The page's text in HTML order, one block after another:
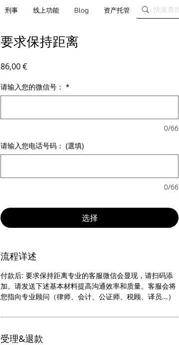
刑事 线上功能 Blog 资产托管
要求保持距离
86,00 €價格
请输入您的微信号： *
0/66
请输入您电话号码： (選填)
0/66
选择
流程详述
付款后: 要求保持距离专业的客服微信会显现，请扫码添
加。请发送下述基本材料提高沟通效率和质量。客服会将
您指向专业顾问（律师、会计、公证师、税顾、译员...）
受理&退款